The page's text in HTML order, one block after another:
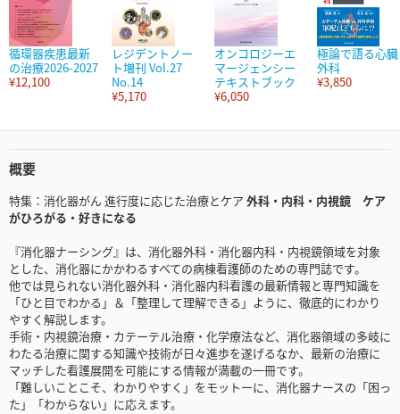
循環器疾患最新
の治療2026-2027
¥12,100
レジデントノー
ト増刊 Vol.27
No.14
¥5,170
オンコロジーエ
マージェンシー
テキストブック
¥6,050
極論で語る心臓
外科
¥3,850
概要
特集：消化器がん 進行度に応じた治療とケア 外科・内科・内視鏡 ケア
がひろがる・好きになる
『消化器ナーシング』は、消化器外科・消化器内科・内視鏡領域を対象
とした、消化器にかかわるすべての病棟看護師のための専門誌です。
他では見られない消化器外科・消化器内科看護の最新情報と専門知識を
「ひと目でわかる」＆「整理して理解できる」ように、徹底的にわかり
やすく解説します。
手術・内視鏡治療・カテーテル治療・化学療法など、消化器領域の多岐に
わたる治療に関する知識や技術が日々進歩を遂げるなか、最新の治療に
マッチした看護展開を可能にする情報が満載の一冊です。
「難しいことこそ、わかりやすく」をモットーに、消化器ナースの「困っ
た」「わからない」に応えます。